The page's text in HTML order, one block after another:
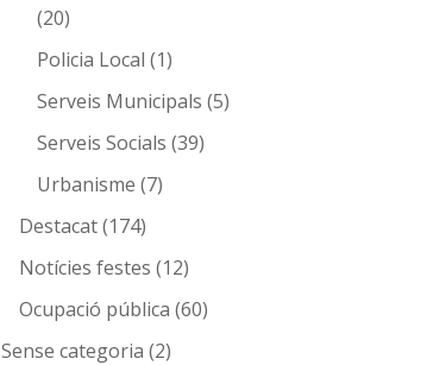
(20)
Policia Local (1)
Serveis Municipals (5)
Serveis Socials (39)
Urbanisme (7)
Destacat(174)
Notícies festes (12)
Ocupació pública (60)
Sense categoria (2)